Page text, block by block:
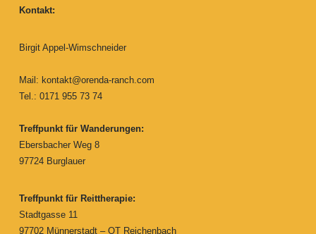
Kontakt:
Birgit Appel-Wimschneider
Mail: kontakt@orenda-ranch.com
Tel.: 0171 955 73 74
Treffpunkt für Wanderungen:
Ebersbacher Weg 8
97724 Burglauer
Treffpunkt für Reittherapie:
Stadtgasse 11
97702 Münnerstadt – OT Reichenbach